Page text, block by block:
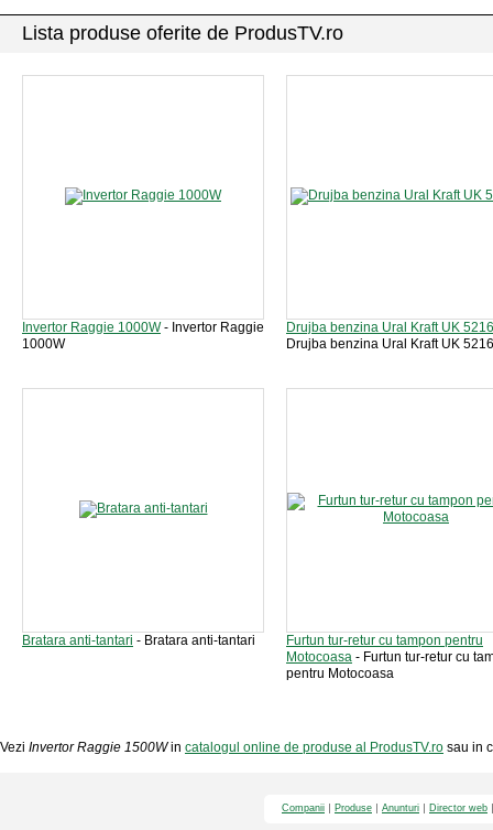
Lista produse oferite de ProdusTV.ro
Invertor Raggie 1000W- Invertor Raggie
1000W
Drujba benzina Ural Kraft UK
Drujba benzina Ural Kraft UK
Bratara anti-tantari - Bratara anti-tantari
Furtun tur-retur cu tampon pentru
Motocoasa - Furtun tur-retur cu
pentru Motocoasa
Vezi Invertor Raggie 1500Win catalogul online de produse al ProdusTV.ro sau in
Companii Produse Anunturi Director web